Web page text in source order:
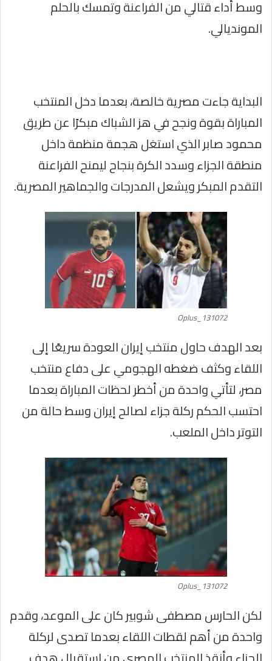
وسط أداء قتالي من الفراعنة وتمسك بالحلم
المونديالي.
البداية جاءت مصرية خالصة، بعدما دخل المنتخب
المباراة بقوة ونجح في هز الشباك مبكرًا عن طريق
محمود صابر الذي استغل هجمة منظمة داخل
منطقة الجزاء وسدد الكرة بنجاح ليمنح الفراعنة
التقدم المبكر ويشعل المدرجات والجماهير المصرية.
Oplus_131072
بعد الهدف حاول منتخب إيران العودة سريعًا إلى
اللقاء وكثف ضغطه الهجومي على دفاع منتخب
مصر، لتأتي واحدة من أخطر لحظات المباراة بعدما
احتسب الحكم ركلة جزاء لصالح إيران وسط حالة من
التوتر داخل الملعب.
Oplus_131072
لكن الحارس مصطفى شوبير كان على الموعد، وقدم
واحدة من أهم لقطات اللقاء بعدما تصدى لركلة